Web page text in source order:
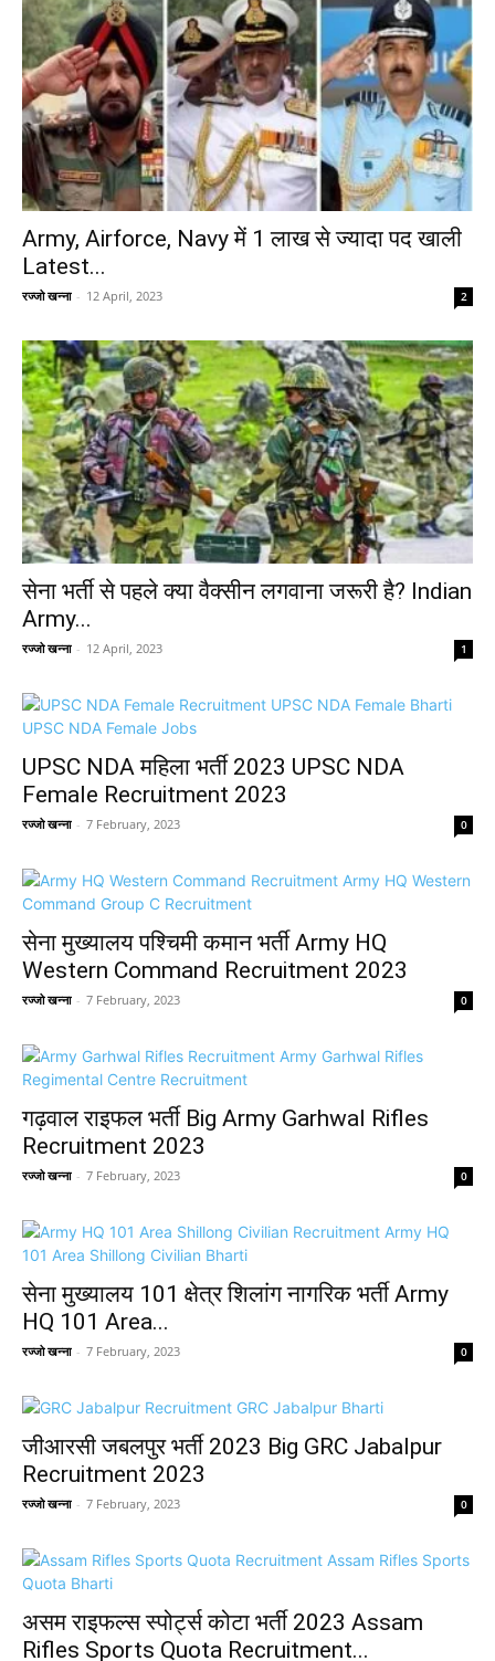
Army, Airforce, Navy में 1 लाख से ज्यादा पद खाली
Latest...
रज्जो खन्ना - 12 April, 2023 2
सेना भर्ती से पहले क्या वैक्सीन लगवाना जरूरी है? Indian
Army...
रज्जो खन्ना - 12 April, 2023 1
UPSC NDA महिला भर्ती 2023 UPSC NDA
Female Recruitment 2023
रज्जो खन्ना - 7 February, 2023 0
सेना मुख्यालय पश्चिमी कमान भर्ती Army HQ
Western Command Recruitment 2023
रज्जो खन्ना - 7 February, 2023 0
गढ़वाल राइफल भर्ती Big Army Garhwal Rifles
Recruitment 2023
रज्जो खन्ना - 7 February, 2023 0
सेना मुख्यालय 101 क्षेत्र शिलांग नागरिक भर्ती Army
HQ 101 Area...
रज्जो खन्ना - 7 February, 2023 0
जीआरसी जबलपुर भर्ती 2023 Big GRC Jabalpur
Recruitment 2023
रज्जो खन्ना - 7 February, 2023 0
असम राइफल्स स्पोर्ट्स कोटा भर्ती 2023 Assam
Rifles Sports Quota Recruitment...